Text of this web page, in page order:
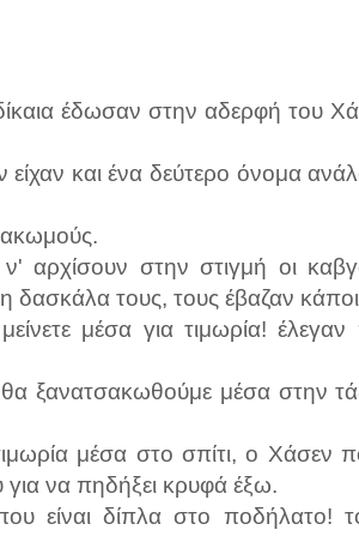
έδωσαν στην αδερφή του
και ένα δεύτερο όνομα
αρχίσουν στην στιγμή οι
τους, τους έβαζαν
μέσα για τιμωρία!
ξανατσακωθούμε μέσα στην
μέσα στο σπίτι, ο Χάσεν
να πηδήξει κρυφά έξω.
είναι δίπλα στο ποδήλατο!